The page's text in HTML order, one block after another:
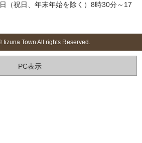
（祝日、年末年始を除く）8時30分～17
Iizuna Town All rights Reserved.
PC表示